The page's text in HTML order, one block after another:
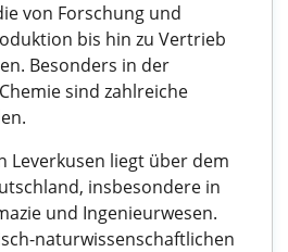
von Forschung und
bis hin zu Vertrieb
Besonders in der
sind zahlreiche
Leverkusen liegt über dem
insbesondere in
und Ingenieurwesen.
naturwissenschaftlichen